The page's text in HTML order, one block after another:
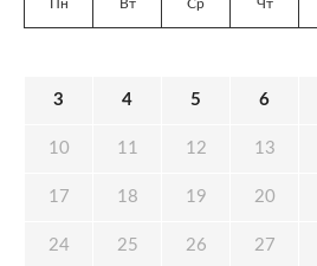
Пн Вт Ср Чт
3 4 5 6
10 11 12 13
17 18 19 20
24 25 26 27